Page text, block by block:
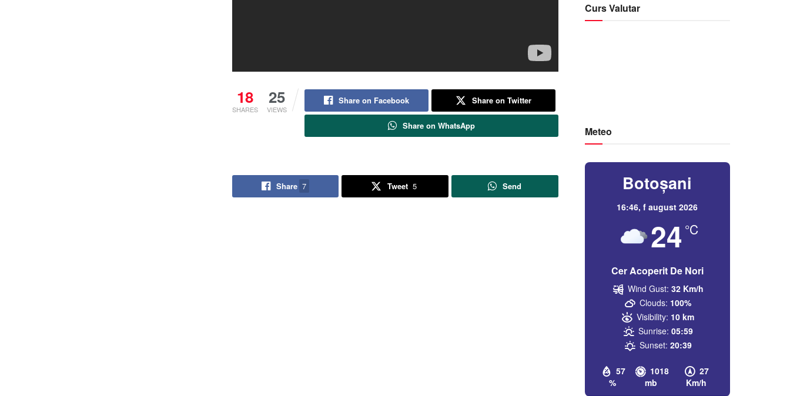
18
SHARES
25
VIEWS
Share on Facebook Share on Twitter
Share on WhatsApp
Share 7 Tweet 5 Send
Curs Valutar
Meteo
Botoșani
16:46,f august 2026
24 °C
Cer Acoperit De Nori
57
%
1018
mb
27
Km/h
Wind Gust: 32 Km/h
Clouds: 100%
Visibility: 10 km
Sunrise: 05:59
Sunset: 20:39